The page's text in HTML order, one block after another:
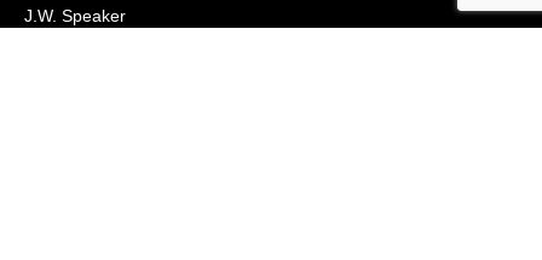
J.W. Speaker